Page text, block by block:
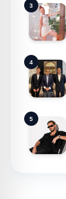
3
4
5